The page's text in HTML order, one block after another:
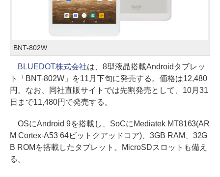
BNT-802W
BLUEDOT株式会社は、8型液晶搭載Androidタブレッ
ト「BNT-802W」を11月下旬に発売する。価格は12,480
円。なお、同社直販サイトでは先割発売として、10月31
日まで11,480円で発売する。
OSにAndroid 9を搭載し、SoCにMediatek MT8163(AR
M Cortex-A53 64ビットクアッドコア)、3GB RAM、32G
B ROMを搭載したタブレット。MicroSDスロットも備え
る。